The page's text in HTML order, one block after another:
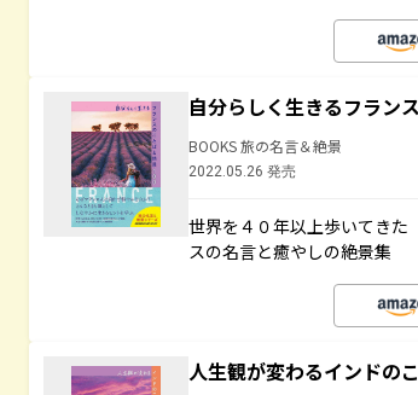
自分らしく生きるフラン
BOOKS 旅の名言＆絶景
2022.05.26 発売
世界を４０年以上歩いてきた
スの名言と癒やしの絶景集
人生観が変わるインドの